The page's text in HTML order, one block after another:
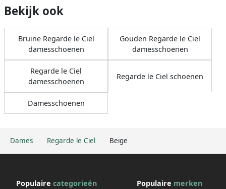
Dames Regarde le Ciel Beige
Bekijk ook
Bruine Regarde le Ciel
damesschoenen
Gouden Regarde le Ciel
damesschoenen
Regarde le Ciel
damesschoenen
Regarde le Ciel schoenen
Damesschoenen
Populaire categorieën Populaire merken